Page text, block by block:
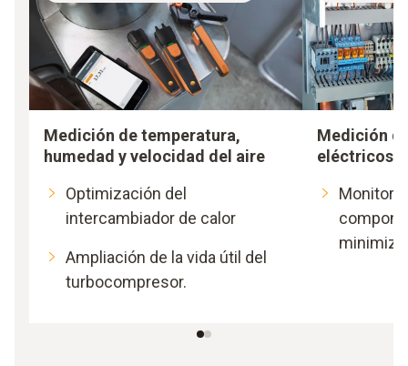
Medición de temperatura,
humedad y velocidad del aire
Optimización del
intercambiador de calor
Ampliación de la vida útil del
turbocompresor.
Medición
eléctricos